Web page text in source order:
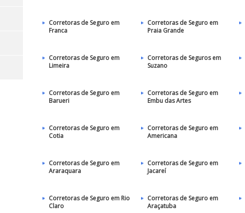
Corretoras de Seguro em
Franca
Corretoras de Seguro em
Praia Grande
Corretoras de Seguro em
Limeira
Corretoras de Seguros em
Suzano
Corretoras de Seguro em
Barueri
Corretoras de Seguro em
Embu das Artes
Corretoras de Seguro em
Cotia
Corretoras de Seguro em
Americana
Corretoras de Seguro em
Araraquara
Corretoras de Seguro em
Jacareí
Corretoras de Seguro em Rio
Claro
Corretoras de Seguro em
Araçatuba